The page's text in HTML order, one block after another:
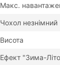
Макс.
Чохол незнімний
Висота
Ефект "Зима-